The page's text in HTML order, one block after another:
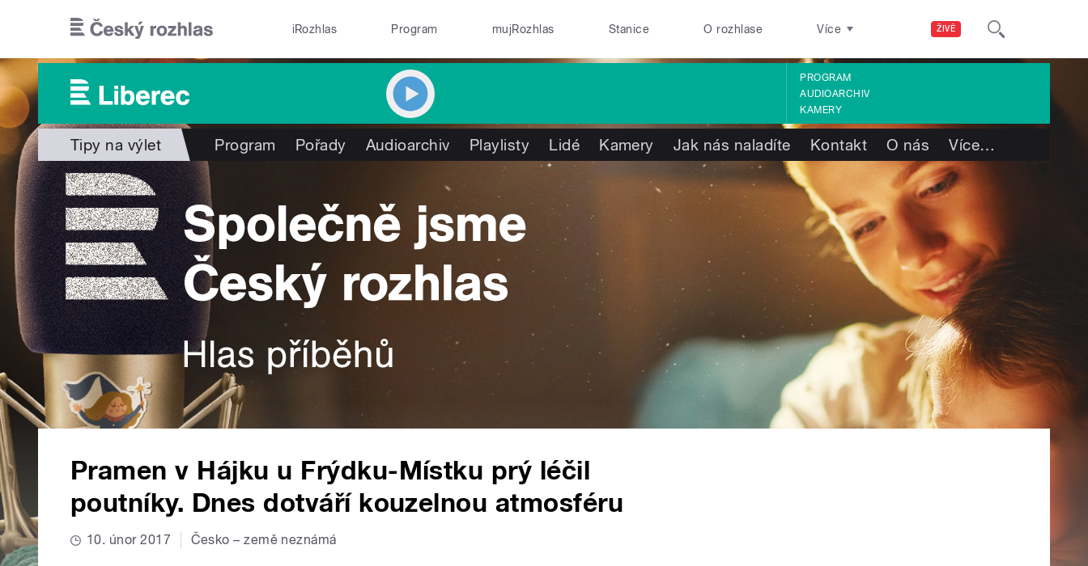
ŽIVĚ
iRozhlas Program mujRozhlas Stanice O rozhlase Více
PROGRAM
AUDIOARCHIV
KAMERY
Tipy na výlet Program Pořady Audioarchiv Playlisty Lidé Kamery Jak nás naladíte Kontakt O nás Více…
Pramen v Hájku u Frýdku-Místku prý léčil
poutníky. Dnes dotváří kouzelnou atmosféru
10. únor 2017 Česko – země neznámá